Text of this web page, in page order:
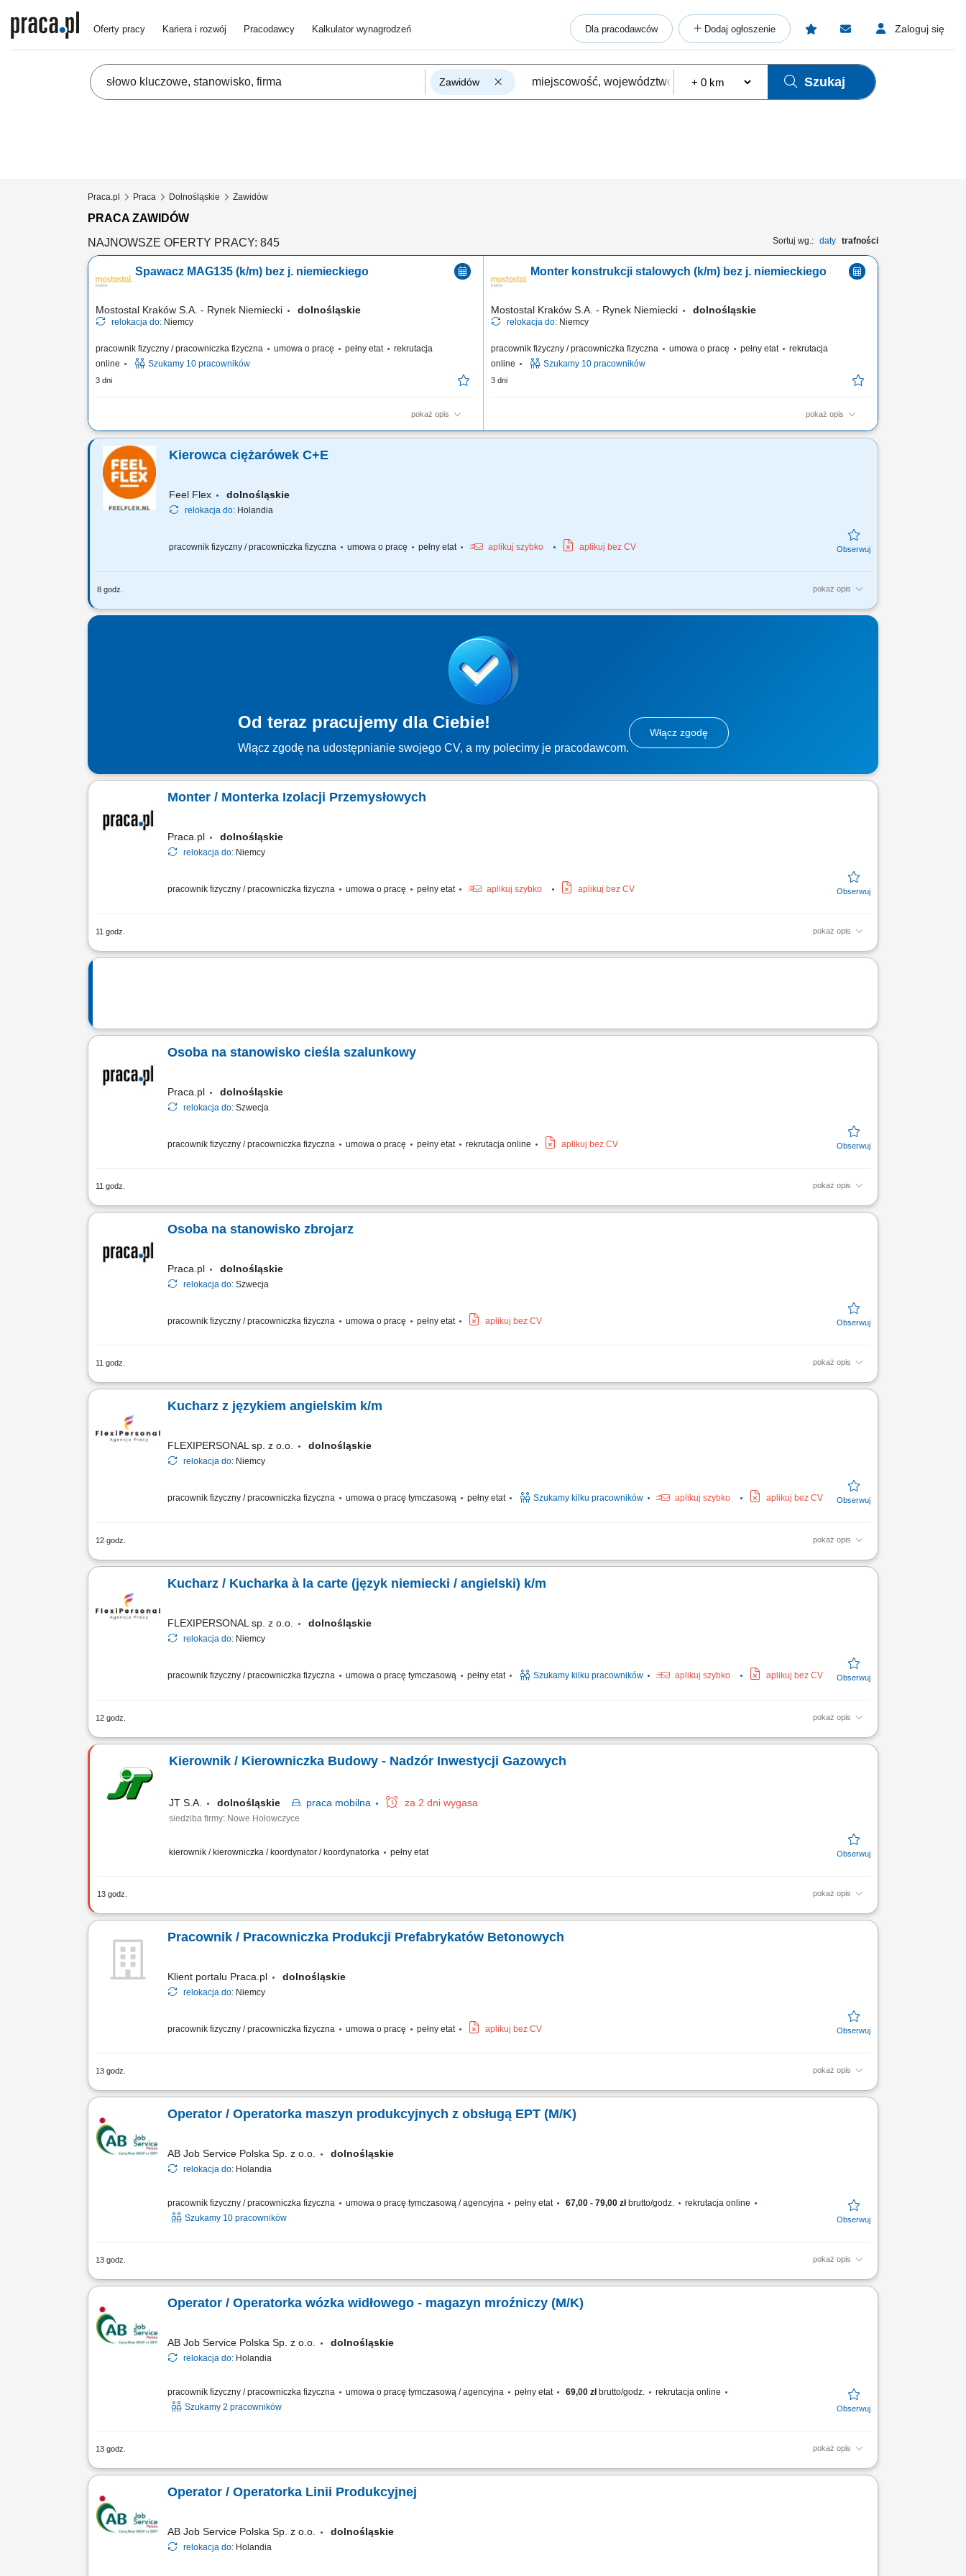
Oferty pracy Kariera i rozwój Pracodawcy Kalkulator wynagrodzeń Dla pracodawców Dodaj ogłoszenie Zaloguj się
Zawidów Szukaj
Praca.pl Praca Dolnośląskie Zawidów
PRACA ZAWIDÓW
Sortuj wg.: daty trafności
NAJNOWSZE OFERTY PRACY: 845
Spawacz MAG135 (k/m) bez j. niemieckiego
Mostostal Kraków S.A. - Rynek Niemiecki dolnośląskie
relokacja do: Niemcy
pracownik fizyczny / pracowniczka fizyczna umowa o pracę pełny etat
rekrutacja
online
Szukamy 10 pracowników
3 dni
pokaż opis
Zakres obowiązków ✅Spawanie konstrukcji stalowych (MAG 135), ✅Spawanie spoin
Monter konstrukcji stalowych (k/m) bez j. niemieckiego
Mostostal Kraków S.A. - Rynek Niemiecki dolnośląskie
relokacja do: Niemcy
pracownik fizyczny / pracowniczka fizyczna umowa o pracę pełny etat
rekrutacja
online
Szukamy 10 pracowników
3 dni
pokaż opis
Zakres obowiązków ✅Czytanie i składanie z rysunku technicznego konstrukcji stalowych (słupy,
Kierowca ciężarówek C+E
Feel Flex dolnośląskie
relokacja do: Holandia
pracownik fizyczny / pracowniczka fizyczna umowa o pracę pełny etat aplikuj szybko aplikuj bez CV
8 godz. pokaż opis
Nasi kierowcy pracują jako: Kierowcy dystrybucji marketów spożywczych; Kierowcy ciężarówek recyklingu; Kierowcy ciężarówek chłodnia, izoterma; Kierowców
Od teraz pracujemy dla Ciebie!
Włącz zgodę na udostępnianie swojego CV, a my polecimy je pracodawcom.
Włącz zgodę
Monter / Monterka Izolacji Przemysłowych
Praca.pl dolnośląskie
relokacja do: Niemcy
pracownik fizyczny / pracowniczka fizyczna umowa o pracę pełny etat aplikuj szybko aplikuj bez CV
11 godz. pokaż opis
Opis stanowiska: Kompleksowy montaż oraz demontaż systemów izolacji ciepłochronnej i zimnochronnej na obiektach przemysłowych. Prowadzenie prac
Osoba na stanowisko cieśla szalunkowy
Praca.pl dolnośląskie
relokacja do: Szwecja
pracownik fizyczny / pracowniczka fizyczna umowa o pracę pełny etat rekrutacja online aplikuj bez CV
11 godz. pokaż opis
Twój zakres obowiązków Montaż szalunków.
Osoba na stanowisko zbrojarz
Praca.pl dolnośląskie
relokacja do: Szwecja
pracownik fizyczny / pracowniczka fizyczna umowa o pracę pełny etat aplikuj bez CV
11 godz. pokaż opis
Opis stanowiska Tworzenie i montowanie konstrukcji stalowych, zbrojeń oraz siatek zbrojeniowych.
Kucharz z językiem angielskim k/m
FLEXIPERSONAL sp. z o.o. dolnośląskie
relokacja do: Niemcy
pracownik fizyczny / pracowniczka fizyczna umowa o pracę tymczasową pełny etat Szukamy kilku pracowników aplikuj szybko aplikuj bez CV
12 godz. pokaż opis
Opis stanowiska: Przygotowywanie dań à la carte; Dbanie o smak, jakość i estetykę potraw; Współpraca z zespołem kuchni; Kontrola zapasów i organizacja pracy;
Kucharz / Kucharka à la carte (język niemiecki / angielski) k/m
FLEXIPERSONAL sp. z o.o. dolnośląskie
relokacja do: Niemcy
pracownik fizyczny / pracowniczka fizyczna umowa o pracę tymczasową pełny etat Szukamy kilku pracowników aplikuj szybko aplikuj bez CV
12 godz. pokaż opis
Opis stanowiska Samodzielne prowadzenie powierzonej sekcji kuchennej i sprawna realizacja zamówień gości restauracji. Monitorowanie standardów jakościowych
Kierownik / Kierowniczka Budowy - Nadzór Inwestycji Gazowych
JT S.A. dolnośląskie praca mobilna za 2 dni wygasa
siedziba firmy: Nowe Hołowczyce
kierownik / kierowniczka / koordynator / koordynatorka pełny etat
13 godz. pokaż opis
Miejsce pracy: budowy na terenie całego kraju Opis stanowiska Realizacja projektów infrastrukturalnych i przemysłowych, w tym gazociągi wysokiego ciśnienia oraz
Pracownik / Pracowniczka Produkcji Prefabrykatów Betonowych
Klient portalu Praca.pl dolnośląskie
relokacja do: Niemcy
pracownik fizyczny / pracowniczka fizyczna umowa o pracę pełny etat aplikuj bez CV
13 godz. pokaż opis
Udział w produkcji prefabrykatów betonowych. Obsługa maszyn i urządzeń produkcyjnych. Wykonywanie prac związanych z betonowaniem, zbrojeniem i
Operator / Operatorka maszyn produkcyjnych z obsługą EPT (M/K)
AB Job Service Polska Sp. z o.o. dolnośląskie
relokacja do: Holandia
pracownik fizyczny / pracowniczka fizyczna umowa o pracę tymczasową / agencyjna pełny etat 67,00 - 79,00 złbrutto/godz.
rekrutacja online
Szukamy 10 pracowników
13 godz. pokaż opis
Nowoczesna holenderska firma z branży spożywczej, specjalizująca się w uboju, przetwórstwie i pakowaniu drobiu. Przedsiębiorstwo produkuje świeże i mrożone
Operator / Operatorka wózka widłowego - magazyn mroźniczy (M/K)
AB Job Service Polska Sp. z o.o. dolnośląskie
relokacja do: Holandia
pracownik fizyczny / pracowniczka fizyczna umowa o pracę tymczasową / agencyjna pełny etat 69,00 złbrutto/godz.
rekrutacja online
Szukamy 2 pracowników
13 godz. pokaż opis
Firma działająca w obszarze magazynowania i logistyki. Przedsiębiorstwo zajmuje się składowaniem towarów, obsługą zamówień oraz dystrybucją produktów do
Operator / Operatorka Linii Produkcyjnej
AB Job Service Polska Sp. z o.o. dolnośląskie
relokacja do: Holandia